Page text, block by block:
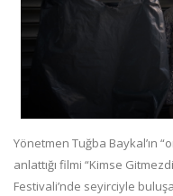
Yönetmen Tuğba Baykal’ın
anlattığı filmi “Kimse
Festivali’nde seyirciyle